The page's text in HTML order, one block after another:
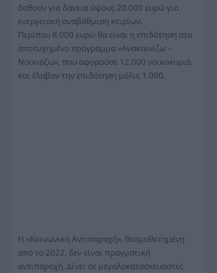
δοθούν για δάνεια ύψους 20.000 ευρώ για
ενεργειακή αναβάθμιση κτιρίων.
Περίπου 8.000 ευρώ θα είναι η επιδότηση στο
αποτυχημένο πρόγραμμα «Ανακαινίζω –
Νοικιάζω», που αφορούσε 12.000 νοικοκυριά
και έλαβαν την επιδότηση μόλις 1.000.
H «Κοινωνική Αντιπαροχή», θεσμοθετημένη
από το 2022, δεν είναι πραγματική
αντιπαροχή. Δίνει σε μεγαλοκατασκευαστές